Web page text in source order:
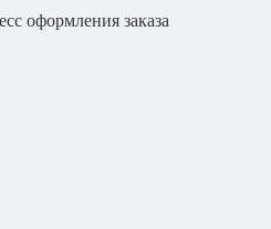
оформления заказа